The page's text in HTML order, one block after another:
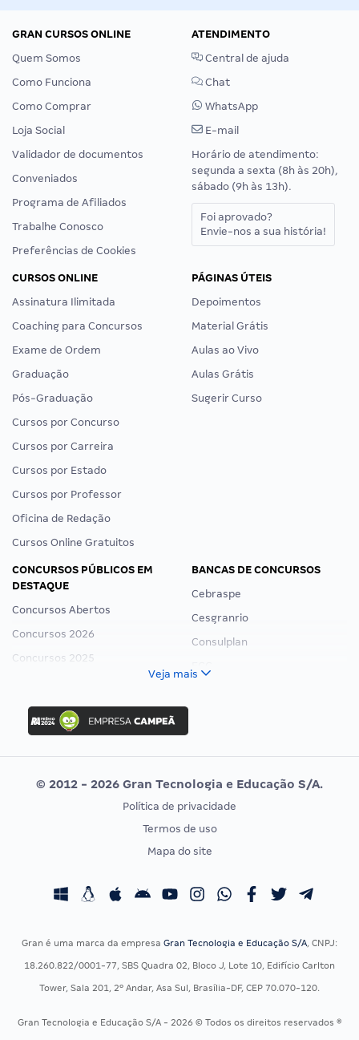
GRAN CURSOS ONLINE
Quem Somos
Como Funciona
Como Comprar
Loja Social
Validador de documentos
Conveniados
Programa de Afiliados
Trabalhe Conosco
Preferências de Cookies
ATENDIMENTO
Central de ajuda
Chat
WhatsApp
E-mail
Horário de atendimento:
segunda a sexta (8h às 20h),
sábado (9h às 13h).
Foi aprovado?
Envie-nos a sua história!
CURSOS ONLINE
Assinatura Ilimitada
Coaching para Concursos
Exame de Ordem
Graduação
Pós-Graduação
Cursos por Concurso
Cursos por Carreira
Cursos por Estado
Cursos por Professor
Oficina de Redação
Cursos Online Gratuitos
PÁGINAS ÚTEIS
Depoimentos
Material Grátis
Aulas ao Vivo
Aulas Grátis
Sugerir Curso
CONCURSOS PÚBLICOS EM
DESTAQUE
Concursos Abertos
Concursos 2026
Concursos 2025
Concurso Nacional Unificado
Concurso Ibama
Concurso MPU
Editais publicados
BANCAS DE CONCURSOS
Cebraspe
Cesgranrio
Consulplan
Vunesp
CONCURSOS POR PROFISSÃO
Concursos Fiscais
Residência Multiprofissional
EXAME DE ORDEM
Calendário OAB
Veja mais
© 2012 - 2026 Gran Tecnologia e Educação S/A.
Política de privacidade
Termos de uso
Mapa do site
Gran é uma marca da empresa Gran Tecnologia e Educação S/A, CNPJ:
18.260.822/0001-77, SBS Quadra 02, Bloco J, Lote 10, Edifício Carlton
Tower, Sala 201, 2º Andar, Asa Sul, Brasília-DF, CEP 70.070-120.
Gran Tecnologia e Educação S/A - 2026 © Todos os direitos reservados ®